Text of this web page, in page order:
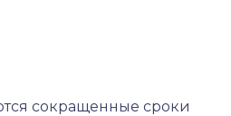
сокращенные сроки